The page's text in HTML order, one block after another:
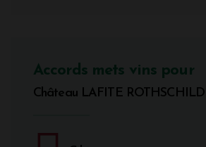
Accords mets vins pour
Château LAFITE ROTHSCHILD